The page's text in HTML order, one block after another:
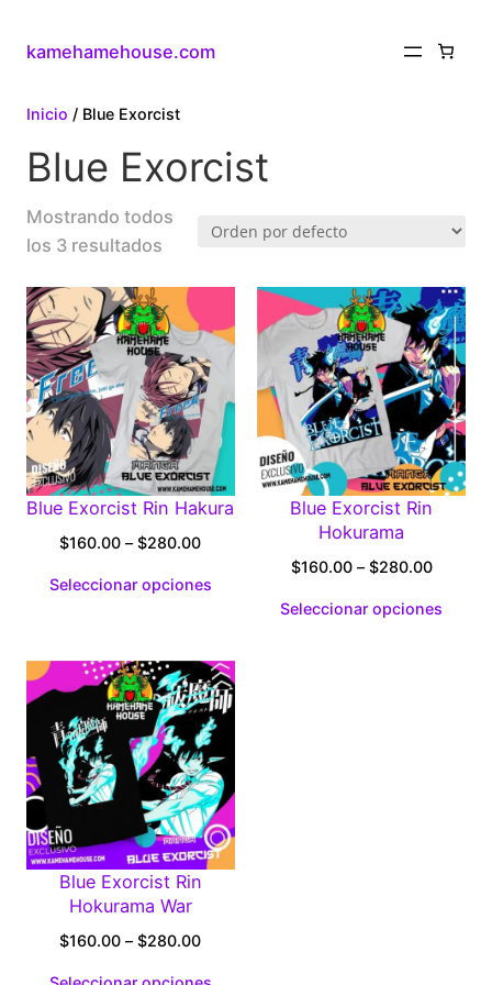
kamehamehouse.com
Inicio / Blue Exorcist
Blue Exorcist
Mostrando todos
los 3 resultados
Blue Exorcist Rin Hakura
$160.00 – $280.00Price
$160.00
Seleccionar opciones
Blue Exorcist Rin
Hokurama
$160.00 – $280.00Price
$160.00
Seleccionar opciones
Blue Exorcist Rin
Hokurama War
$160.00 – $280.00Price